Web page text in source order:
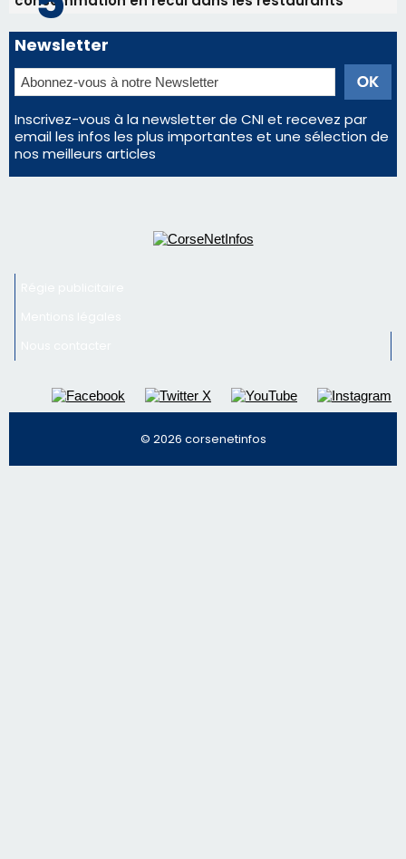
Newsletter
Inscrivez-vous à la newsletter de CNI et recevez par
email les infos les plus importantes et une sélection de
nos meilleurs articles
© 2026 corsenetinfos